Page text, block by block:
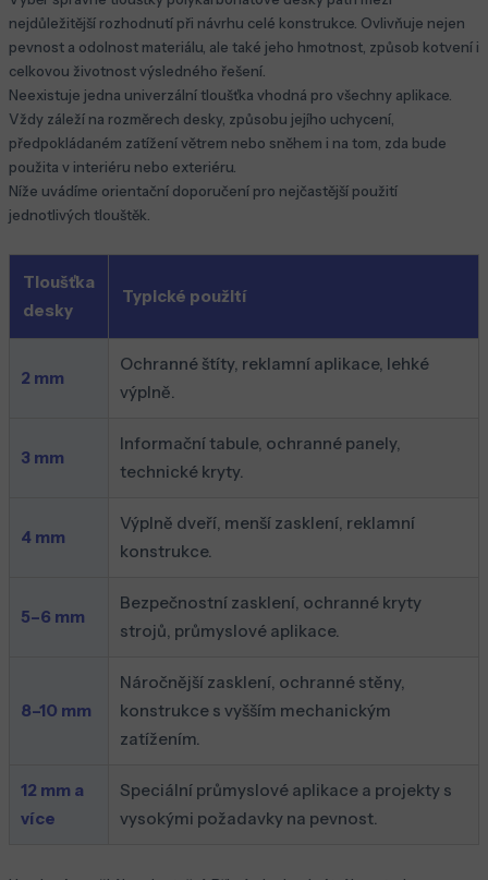
nejdůležitější rozhodnutí při návrhu celé konstrukce. Ovlivňuje nejen
pevnost a odolnost materiálu, ale také jeho hmotnost, způsob kotvení i
celkovou životnost výsledného řešení.
Neexistuje jedna univerzální tloušťka vhodná pro všechny aplikace.
Vždy záleží na rozměrech desky, způsobu jejího uchycení,
předpokládaném zatížení větrem nebo sněhem i na tom, zda bude
použita v interiéru nebo exteriéru.
Níže uvádíme orientační doporučení pro nejčastější použití
jednotlivých tlouštěk.
Tloušťka
desky
Typické použití
2 mm
Ochranné štíty, reklamní aplikace, lehké
výplně.
3 mm
Informační tabule, ochranné panely,
technické kryty.
4 mm
Výplně dveří, menší zasklení, reklamní
konstrukce.
5–6 mm
Bezpečnostní zasklení, ochranné kryty
strojů, průmyslové aplikace.
8–10 mm
Náročnější zasklení, ochranné stěny,
konstrukce s vyšším mechanickým
zatížením.
12 mm a
více
Speciální průmyslové aplikace a projekty s
vysokými požadavky na pevnost.